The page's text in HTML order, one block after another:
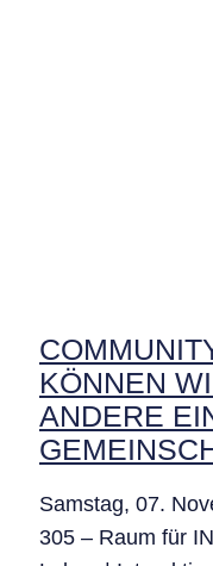
KÖNNEN
ANDERE
Samstag, 07.
305 – Raum für